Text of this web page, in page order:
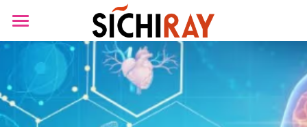
首页
产品商城
产品知识库
商品分类
可穿戴设备
生物传感器